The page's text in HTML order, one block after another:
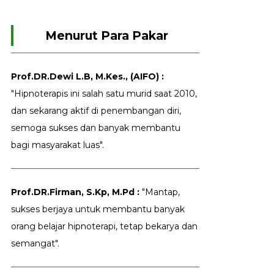
Menurut Para Pakar
Prof.DR.Dewi L.B, M.Kes., (AIFO) :
"Hipnoterapis ini salah satu murid saat 2010,
dan sekarang aktif di penembangan diri,
semoga sukses dan banyak membantu
bagi masyarakat luas".
Prof.DR.Firman, S.Kp, M.Pd : "Mantap,
sukses berjaya untuk membantu banyak
orang belajar hipnoterapi, tetap bekarya dan
semangat".